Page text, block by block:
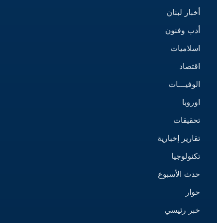
أخبار لبنان
أدب وفنون
اسلاميات
اقتصاد
الوفيـــات
اوروبا
تحقيقات
تقارير إخبارية
تكنولوجيا
حدث الأسبوع
حوار
خبر رئيسي